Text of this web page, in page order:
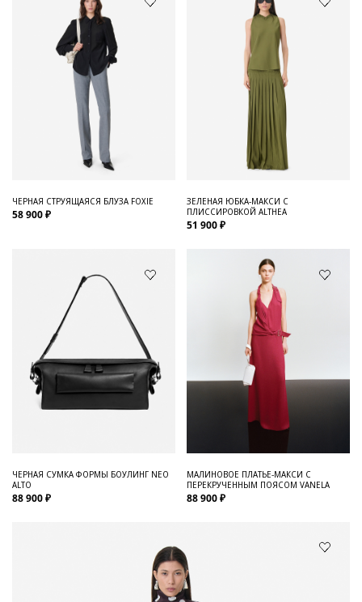
ЧЕРНАЯ СТРУЯЩАЯСЯ БЛУЗА FOXIE
58 900 ₽
ЗЕЛЕНАЯ ЮБКА-МАКСИ С
ПЛИССИРОВКОЙ ALTHEA
51 900 ₽
ЧЕРНАЯ СУМКА ФОРМЫ БОУЛИНГ NEO
ALTO
88 900 ₽
МАЛИНОВОЕ ПЛАТЬЕ-МАКСИ С
ПЕРЕКРУЧЕННЫМ ПОЯСОМ VANELA
88 900 ₽